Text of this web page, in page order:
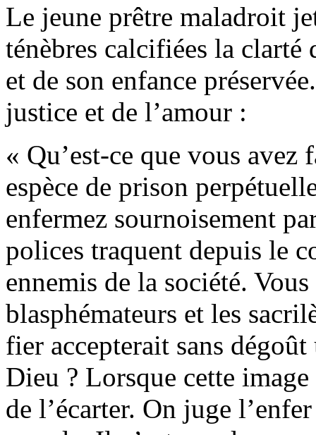
Le jeune prêtre maladroit
ténèbres calcifiées la clarté
et de son enfance
justice et de l’amour :
« Qu’est-ce que vous avez
espèce de prison
enfermez sournoisement
polices traquent depuis le
ennemis de la société.
blasphémateurs et les
fier accepterait sans
Dieu ? Lorsque cette
de l’écarter. On juge